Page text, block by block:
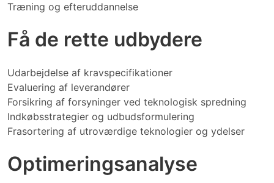
Træning og efteruddannelse
Få de rette udbydere
Udarbejdelse af kravspecifikationer
Evaluering af leverandører
Forsikring af forsyninger ved teknologisk spredning
Indkøbsstrategier og udbudsformulering
Frasortering af utroværdige teknologier og ydelser
Optimeringsanalyse